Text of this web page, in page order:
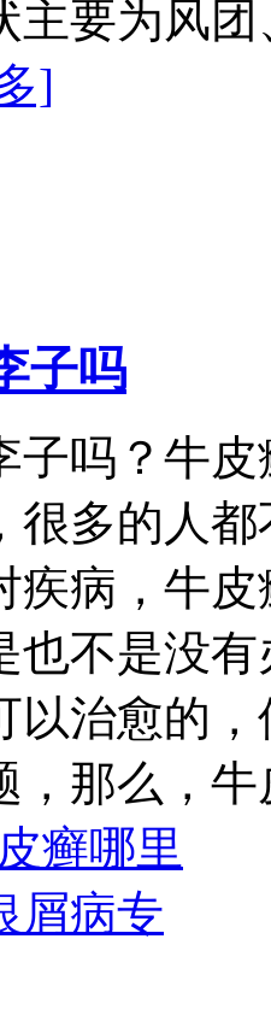
主要为风
]
子吗
子吗？牛
很多的人
疾病，牛
也不是没
以治愈的
，那么，